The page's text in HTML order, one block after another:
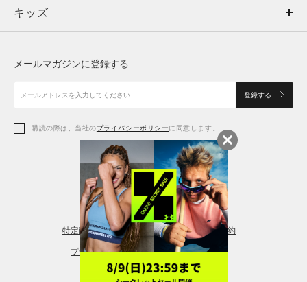
キッズ
アクセサリー
ボトムス
アクセサリー
トップス
シューズ
アクセサリー
レギンス＆タイツ
キッズ
シューズ
メールマガジンに登録する
登録する
購読の際は、当社のプライバシーポリシーに同意します。
特定商取引法に基づく通販の表記 会員規約
プライバシーポリシー